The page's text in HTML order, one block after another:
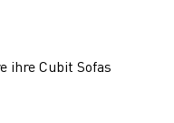
ihre Cubit Sofas